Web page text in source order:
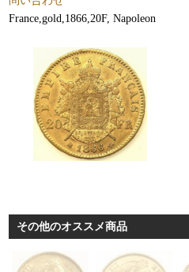
France,gold,1866,20F, Napoleon
その他のオススメ商品